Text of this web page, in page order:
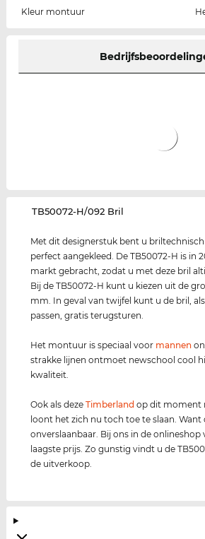
Kleur montuur
‌TB50072-H/092 Bril
Met dit designerstuk bent u briltechnisch
perfect aangekleed. De TB50072-H is in
markt gebracht, zodat u met deze bril
Bij de TB50072-H kunt u kiezen uit de
mm. In geval van twijfel kunt u de bril,
passen, gratis terugsturen.
Het montuur is speciaal voor mannen
strakke lijnen ontmoet newschool cool
kwaliteit.
Ook als dezeTimberland op dit moment
loont het zich nu toch toe te slaan. Want
onverslaanbaar. Bij ons in de onlineshop
laagste prijs. Zo gunstig vindt u de
de uitverkoop.